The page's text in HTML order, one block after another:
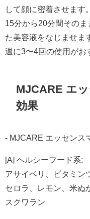
して顔に密着させます。
15分から20分間その
た美容液をなじませま
週に3〜4回の使用がお
MJCARE エ
効果
- MJCARE エッセンス
[A] ヘルシーフード系:
アサイベリ、ビタミン
セロラ、レモン、米ぬ
スクワラン